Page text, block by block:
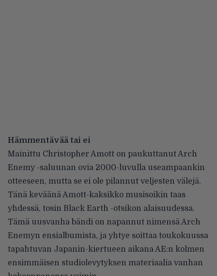
Hämmentävää tai ei
Mainittu Christopher Amott on paukuttanut Arch
Enemy -saluunan ovia 2000-luvulla useampaankin
otteeseen, mutta se ei ole pilannut veljesten välejä.
Tänä keväänä Amott-kaksikko musisoikin taas
yhdessä, tosin Black Earth -otsikon alaisuudessa.
Tämä uusvanha bändi on napannut nimensä Arch
Enemyn ensialbumista, ja yhtye soittaa toukokuussa
tapahtuvan Japanin-kiertueen aikana AE:n kolmen
ensimmäisen studiolevytyksen materiaalia vanhan